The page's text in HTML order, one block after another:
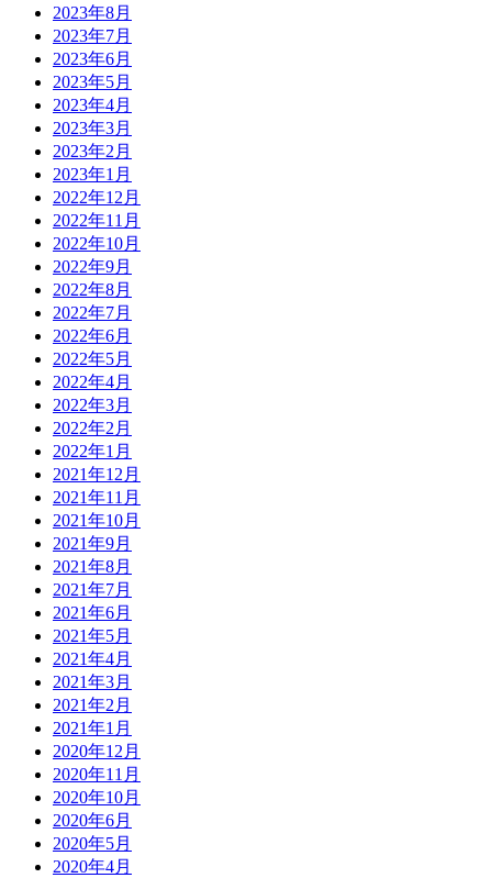
2023年8月
2023年7月
2023年6月
2023年5月
2023年4月
2023年3月
2023年2月
2023年1月
2022年12月
2022年11月
2022年10月
2022年9月
2022年8月
2022年7月
2022年6月
2022年5月
2022年4月
2022年3月
2022年2月
2022年1月
2021年12月
2021年11月
2021年10月
2021年9月
2021年8月
2021年7月
2021年6月
2021年5月
2021年4月
2021年3月
2021年2月
2021年1月
2020年12月
2020年11月
2020年10月
2020年6月
2020年5月
2020年4月